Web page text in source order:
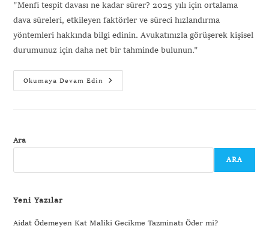
"Menfi tespit davası ne kadar sürer? 2025 yılı için ortalama
dava süreleri, etkileyen faktörler ve süreci hızlandırma
yöntemleri hakkında bilgi edinin. Avukatınızla görüşerek kişisel
durumunuz için daha net bir tahminde bulunun."
Okumaya Devam Edin
Ara
ARA
Yeni Yazılar
Aidat Ödemeyen Kat Maliki Gecikme Tazminatı Öder mi?